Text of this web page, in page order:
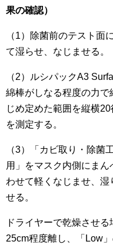
果の確認）
（1）除菌前のテスト面
て湿らせ、なじませる。
（2）ルシパックA3
綿棒がしなる程度の力
じめ定めた範囲を縦横
を測定する。
（3）「カビ取り・除菌
用」をマスク内側にま
わせて軽くなじませ、
せる。
ドライヤーで乾燥させ
25cm程度離し、「Low